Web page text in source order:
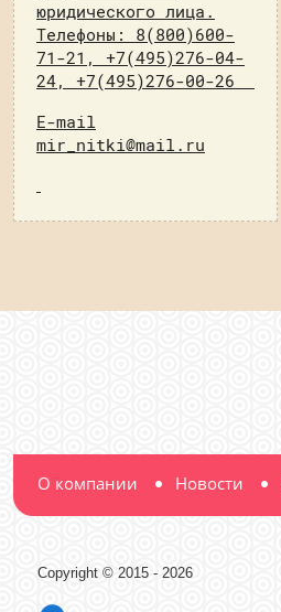
юридического лица.
Телефоны: 8(800)600-
71-21, +7(495)276-04-
24, +7(495)276-00-26
E-mail
mir_nitki@mail.ru
О компании Новости
Copyright © 2015 - 2026